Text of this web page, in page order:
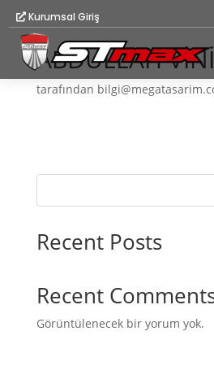
Kurumsal Giriş
ABDULLAH
tarafından
Recent Posts
Recent
Görüntülenecek bir yorum yok.